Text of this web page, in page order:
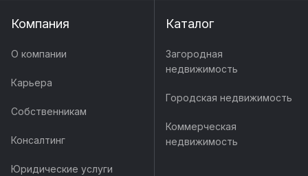
Компания
О компании
Карьера
Собственникам
Консалтинг
Юридические услуги
Каталог
Загородная
недвижимость
Городская недвижимость
Коммерческая
недвижимость